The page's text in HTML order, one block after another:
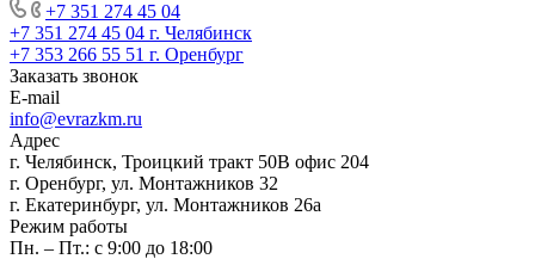
+7 351 274 45 04
+7 351 274 45 04 г. Челябинск
+7 353 266 55 51 г. Оренбург
Заказать звонок
E-mail
info@evrazkm.ru
Адрес
г. Челябинск, Троицкий тракт 50В офис 204
г. Оренбург, ул. Монтажников 32
г. Екатеринбург, ул. Монтажников 26а
Режим работы
Пн. – Пт.: с 9:00 до 18:00